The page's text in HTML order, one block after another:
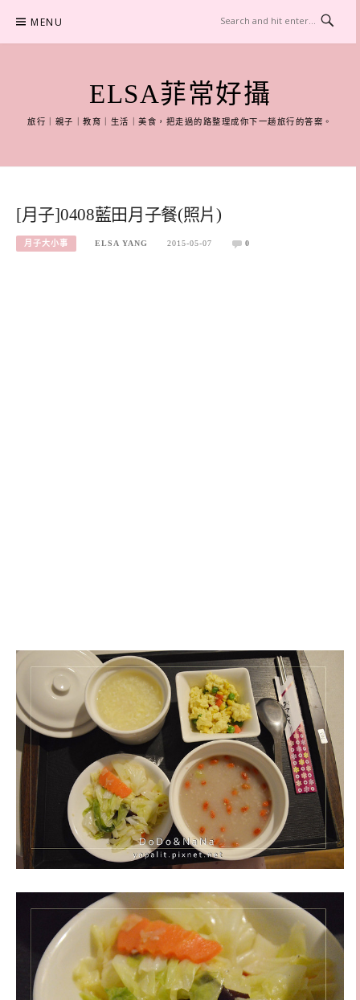
content
MENU
ELSA菲常好攝
旅行｜親子｜教育｜生活｜美食，把走過的路整理成你下一趟旅行的答案。
[月子]0408藍田月子餐(照片)
月子大小事 ELSA YANG 2015-05-07 0